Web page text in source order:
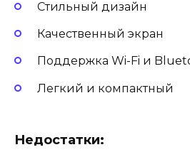
Стильный дизайн
Качественный экран
Поддержка Wi-Fi и
Легкий и компактный
Недостатки: